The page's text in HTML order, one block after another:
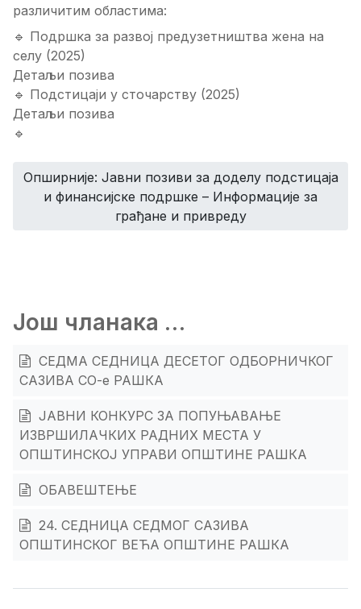
различитим областима:
🔹 Подршка за развој предузетништва жена на
селу (2025)
Детаљи позива
🔹 Подстицаји у сточарству (2025)
Детаљи позива
🔹
Опширније: Јавни позиви за доделу подстицаја
и финансијске подршке – Информације за
грађане и привреду
Још чланака …
СЕДМА СЕДНИЦА ДЕСЕТОГ ОДБОРНИЧКОГ
САЗИВА СО-е РАШКА
ЈАВНИ КОНКУРС ЗА ПОПУЊАВАЊЕ
ИЗВРШИЛАЧКИХ РАДНИХ МЕСТА У
ОПШТИНСКОЈ УПРАВИ ОПШТИНЕ РАШКА
ОБАВЕШТЕЊЕ
24. СЕДНИЦА СЕДМОГ САЗИВА
ОПШТИНСКОГ ВЕЋА ОПШТИНЕ РАШКА